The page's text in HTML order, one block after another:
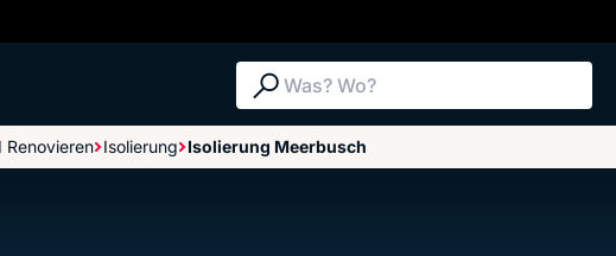
Suche: Was? Wo?
Renovieren Isolierung Isolierung Meerbusch